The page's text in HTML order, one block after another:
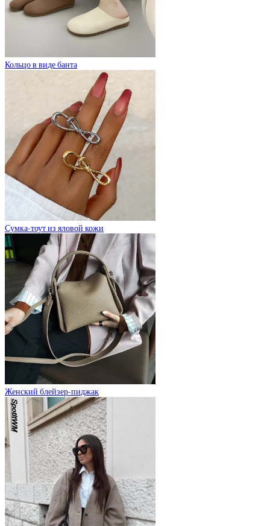
Кольцо в виде банта
Сумка-тоут из яловой кожи
Женский блейзер-пиджак